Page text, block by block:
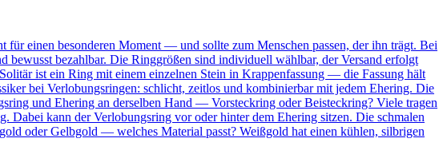
einen besonderen Moment — und sollte zum Menschen passen, der ihn trägt. Bei
bezahlbar. Die Ringgrößen sind individuell wählbar, der Versand erfolgt
ist ein Ring mit einem einzelnen Stein in Krappenfassung — die Fassung hält
bei Verlobungsringen: schlicht, zeitlos und kombinierbar mit jedem Ehering. Die
und Ehering an derselben Hand — Vorsteckring oder Beisteckring? Viele tragen
kann der Verlobungsring vor oder hinter dem Ehering sitzen. Die schmalen
oder Gelbgold — welches Material passt? Weißgold hat einen kühlen, silbrigen